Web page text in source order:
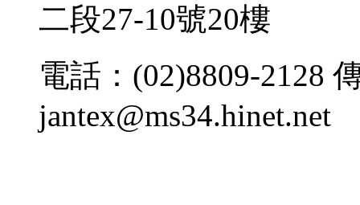
二段27-10號20樓
電話：(02)8809-2128
jantex@ms34.hinet.net